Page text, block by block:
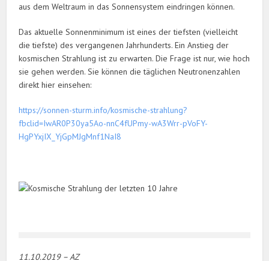
aus dem Weltraum in das Sonnensystem eindringen können.
Das aktuelle Sonnenminimum ist eines der tiefsten (vielleicht
die tiefste) des vergangenen Jahrhunderts. Ein Anstieg der
kosmischen Strahlung ist zu erwarten. Die Frage ist nur, wie hoch
sie gehen werden. Sie können die täglichen Neutronenzahlen
direkt hier einsehen:
https://sonnen-sturm.info/kosmische-strahlung?
fbclid=IwAR0P30ya5Ao-nnC4fUPmy-wA3Wrr-pVoFY-
HgPYxjIX_YjGpMJgMnf1NaI8
11.10.2019 – AZ